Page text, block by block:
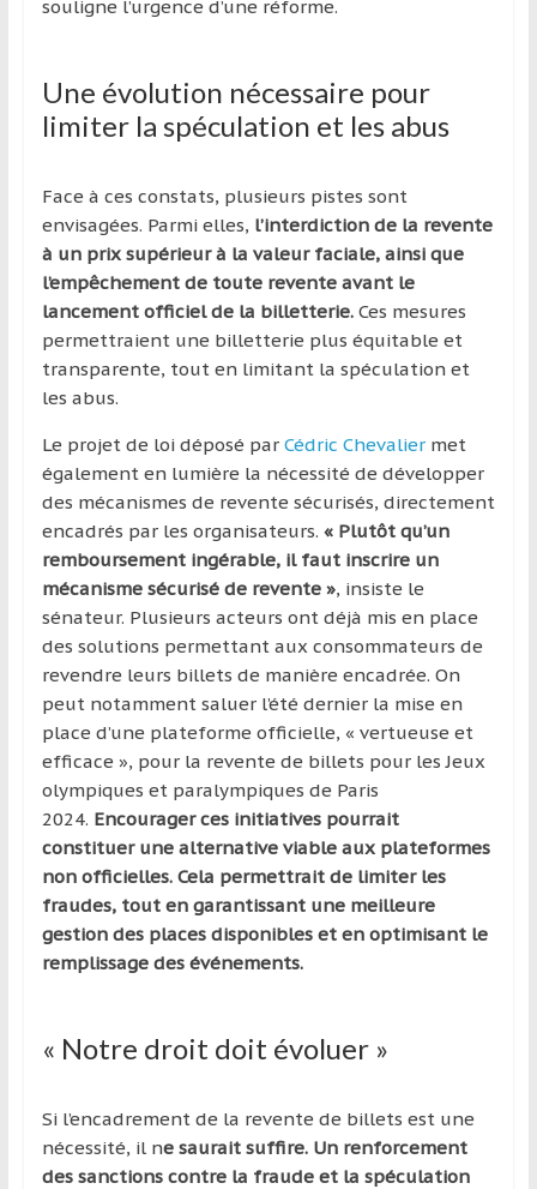
souligne l’urgence d’une réforme.
Une évolution nécessaire pour
limiter la spéculation et les abus
Face à ces constats, plusieurs pistes sont
envisagées. Parmi elles, l’interdiction de la revente
à un prix supérieur à la valeur faciale, ainsi que
l’empêchement de toute revente avant le
lancement officiel de la billetterie.Ces mesures
permettraient une billetterie plus équitable et
transparente, tout en limitant la spéculation et
les abus.
Le projet de loi déposé par Cédric Chevaliermet
également en lumière la nécessité de développer
des mécanismes de revente sécurisés, directement
encadrés par les organisateurs. « Plutôt qu’un
remboursement ingérable, il faut inscrire un
mécanisme sécurisé de revente », insiste le
sénateur. Plusieurs acteurs ont déjà mis en place
des solutions permettant aux consommateurs de
revendre leurs billets de manière encadrée. On
peut notamment saluer l’été dernier la mise en
place d’une plateforme officielle, « vertueuse et
efficace », pour la revente de billets pour les Jeux
olympiques et paralympiques de Paris
2024. Encourager ces initiatives pourrait
constituer une alternative viable aux plateformes
non officielles. Cela permettrait de limiter les
fraudes, tout en garantissant une meilleure
gestion des places disponibles et en optimisant le
remplissage des événements.
« Notre droit doit évoluer »
Si l’encadrement de la revente de billets est une
nécessité, il ne saurait suffire. Un renforcement
des sanctions contre la fraude et la spéculation